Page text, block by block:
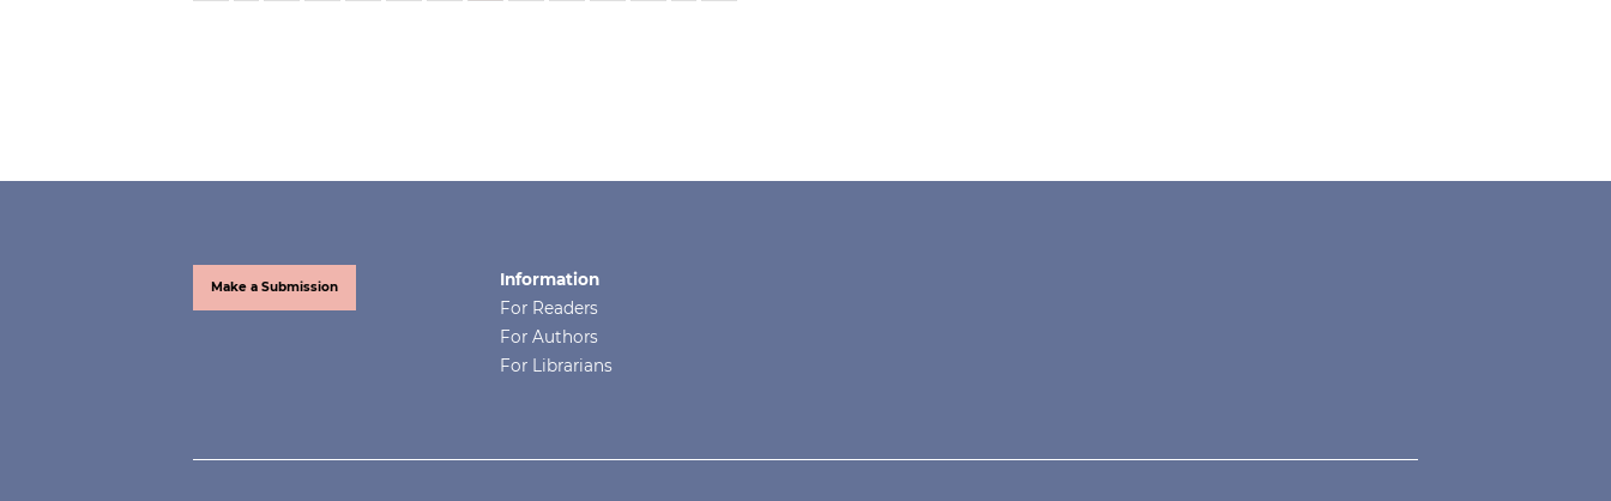
Make a Submission
Information
For Readers
For Authors
For Librarians